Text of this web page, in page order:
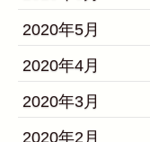
2020年5月
2020年4月
2020年3月
2020年2月